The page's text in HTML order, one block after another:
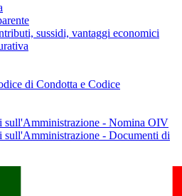
sussidi, vantaggi economici
di Condotta e Codice
sull'Amministrazione - Nomina OIV
- Documenti di